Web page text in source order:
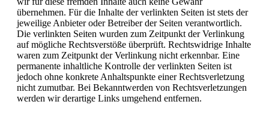
übernehmen. Für die Inhalte der verlinkten Seiten ist stets der
jeweilige Anbieter oder Betreiber der Seiten verantwortlich.
Die verlinkten Seiten wurden zum Zeitpunkt der Verlinkung
auf mögliche Rechtsverstöße überprüft. Rechtswidrige Inhalte
waren zum Zeitpunkt der Verlinkung nicht erkennbar. Eine
permanente inhaltliche Kontrolle der verlinkten Seiten ist
jedoch ohne konkrete Anhaltspunkte einer Rechtsverletzung
nicht zumutbar. Bei Bekanntwerden von Rechtsverletzungen
werden wir derartige Links umgehend entfernen.